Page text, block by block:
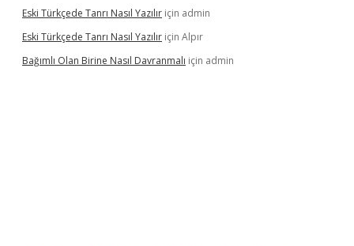
Eski Türkçede Tanrı Nasıl Yazılır için admin
Eski Türkçede Tanrı Nasıl Yazılır için Alpır
Bağımlı Olan Birine Nasıl Davranmalı için admin